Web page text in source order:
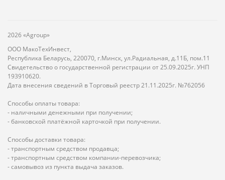
2026 «Agroup»
ООО МакоТехИнвест,
Республика Беларусь, 220070, г.Минск, ул.Радиальная, д.11Б, пом.11
Свидетельство о государственной регистрации от 25.09.2025г. УНП
193910620.
Дата внесения сведений в Торговый реестр 21.11.2025г. №762056
Способы оплаты товара:
- наличными денежными при получении;
- банковской платёжной карточкой при получении.
Способы доставки товара:
- транспортным средством продавца;
- транспортным средством компании-перевозчика;
- самовывоз из пункта выдача заказов.